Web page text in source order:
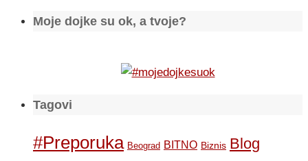
Moje dojke su ok, a tvoje?
Tagovi
#Preporuka Beograd BITNO Biznis Blog